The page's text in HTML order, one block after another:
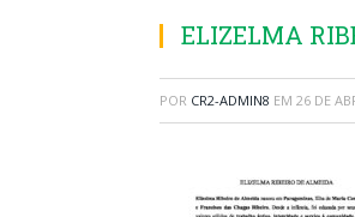
ELIZELMA
POR CR2-ADMIN8 EM 26 DE